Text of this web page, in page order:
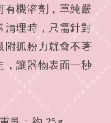
機溶劑，單純嚴
清理時，只需針對
附抓粉力就會不著
，讓器物表面一秒